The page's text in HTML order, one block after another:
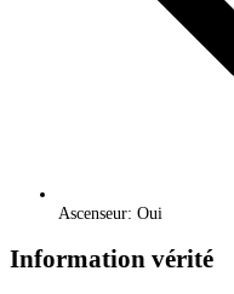
Ascenseur: Oui
Information vérité